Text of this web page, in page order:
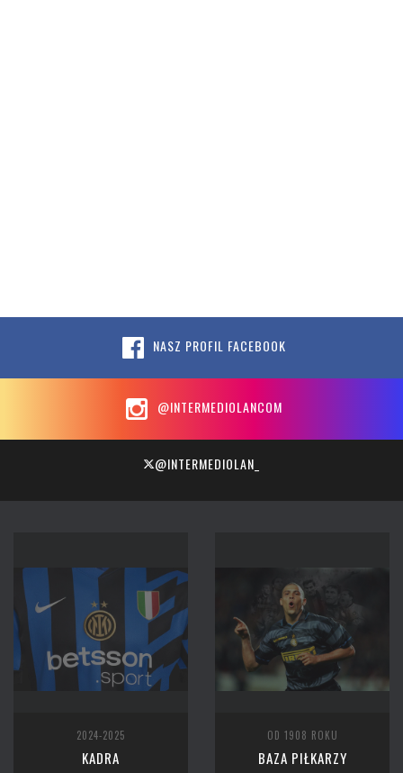
NASZ PROFIL FACEBOOK
@INTERMEDIOLANCOM
@INTERMEDIOLAN_
2024-2025
KADRA
OD 1908 ROKU
BAZA PIŁKARZY